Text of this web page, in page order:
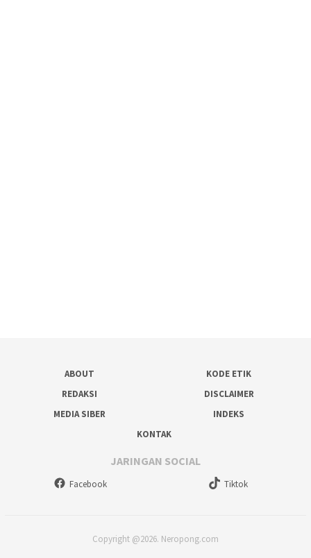
ABOUT
KODE ETIK
REDAKSI
DISCLAIMER
MEDIA SIBER
INDEKS
KONTAK
JARINGAN SOCIAL
Facebook Tiktok
Copyright @2026. Neropong.com